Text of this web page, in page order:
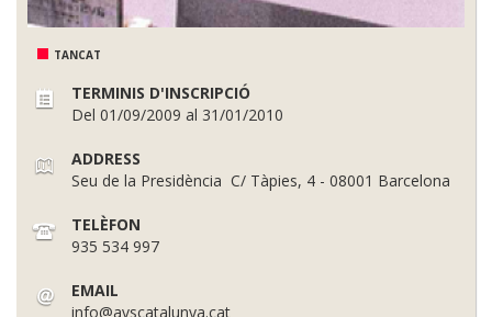
TANCAT
TERMINIS D'INSCRIPCIÓ
Del 01/09/2009 al 31/01/2010
ADDRESS
Seu de la Presidència ­ C/ Tàpies, 4 - 08001 Barcelona
TELÈFON
935 534 997
EMAIL
info@avscatalunya.cat